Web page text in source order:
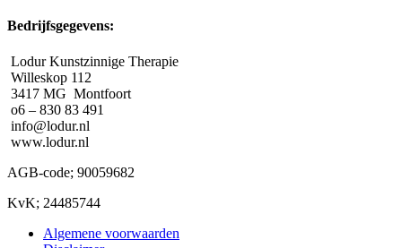
Bedrijfsgegevens:
Lodur Kunstzinnige Therapie
Willeskop 112
3417 MG Montfoort
o6 – 830 83 491
info@lodur.nl
www.lodur.nl
AGB-code; 90059682
KvK; 24485744
Algemene voorwaarden